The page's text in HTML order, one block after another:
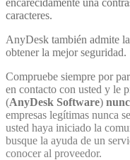
encarecidamente una
caracteres.
AnyDesk también admite la
obtener la mejor seguridad.
Compruebe siempre por
en contacto con usted y le
(AnyDesk Software)
empresas legítimas nunca
usted haya iniciado la
busque la ayuda de un
conocer al proveedor.